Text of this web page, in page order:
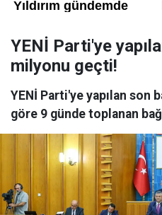
YENİ Parti'ye
milyonu geçti!
YENİ Parti'ye yapılan son
göre 9 günde toplanan